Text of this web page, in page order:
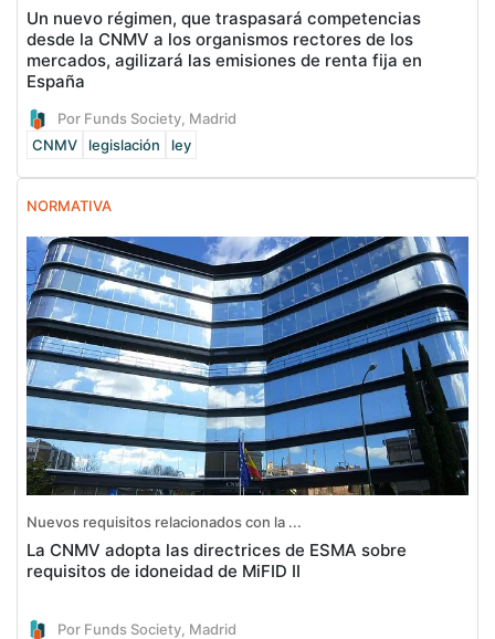
Un nuevo régimen, que traspasará competencias
desde la CNMV a los organismos rectores de los
mercados, agilizará las emisiones de renta fija en
España
Por Funds Society, Madrid
CNMV
legislación ley
NORMATIVA
Nuevos requisitos relacionados con la ...
La CNMV adopta las directrices de ESMA sobre
requisitos de idoneidad de MiFID II
Por Funds Society, Madrid